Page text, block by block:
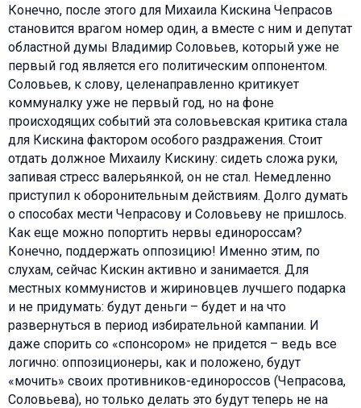
Конечно, после этого для Михаила Кискина Чепрасов
становится врагом номер один, а вместе с ним и депутат
областной думы Владимир Соловьев, который уже не
первый год является его политическим оппонентом.
Соловьев, к слову, целенаправленно критикует
коммуналку уже не первый год, но на фоне
происходящих событий эта соловьевская критика стала
для Кискина фактором особого раздражения. Стоит
отдать должное Михаилу Кискину: сидеть сложа руки,
запивая стресс валерьянкой, он не стал. Немедленно
приступил к оборонительным действиям. Долго думать
о способах мести Чепрасову и Соловьеву не пришлось.
Как еще можно попортить нервы единороссам?
Конечно, поддержать оппозицию! Именно этим, по
слухам, сейчас Кискин активно и занимается. Для
местных коммунистов и жириновцев лучшего подарка
и не придумать: будут деньги – будет и на что
развернуться в период избирательной кампании. И
даже спорить со «спонсором» не придется – ведь все
логично: оппозиционеры, как и положено, будут
«мочить» своих противников-единороссов (Чепрасова,
Соловьева), но только делать это будут теперь не на